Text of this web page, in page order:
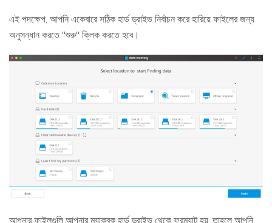
এই পদক্ষেপ, আপনি একেবারে সঠিক হার্ড ড্রাইভ নির্বাচন করে হারিয়ে ফাইলের জন্য
অনুসন্ধান করতে "শুরু" ক্লিক করতে হবে।
আপনার ফাইলগুলি আপনার ম্যাকবুক হার্ড ড্রাইভ থেকে ফরম্যাট হয়, তাহলে আপনি